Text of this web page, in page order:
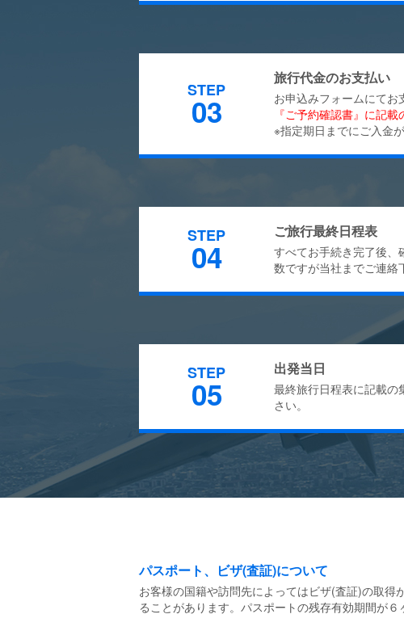
STEP
03
旅行代金のお支払い
お申込みフォームにてお
『ご予約確認書』に記
※指定期日までにご入金
STEP
04
ご旅行最終日程表
すべてお手続き完了後、
数ですが当社までご連絡
STEP
05
出発当日
最終旅行日程表に記載の
さい。
パスポート、ビザ(査証)について
お客様の国籍や訪問先によってはビザ(査証)の取
ることがあります。パスポートの残存有効期間が６